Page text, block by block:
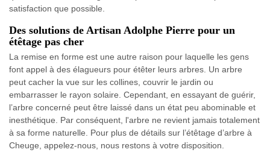
satisfaction que possible.
Des solutions de Artisan Adolphe Pierre pour un
étêtage pas cher
La remise en forme est une autre raison pour laquelle les gens
font appel à des élagueurs pour étêter leurs arbres. Un arbre
peut cacher la vue sur les collines, couvrir le jardin ou
embarrasser le rayon solaire. Cependant, en essayant de guérir,
l’arbre concerné peut être laissé dans un état peu abominable et
inesthétique. Par conséquent, l'arbre ne revient jamais totalement
à sa forme naturelle. Pour plus de détails sur l’étêtage d’arbre à
Cheuge, appelez-nous, nous restons à votre disposition.